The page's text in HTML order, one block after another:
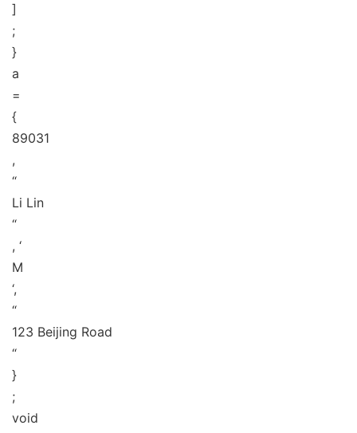
]
;
}
a
=
{
89031
,
“
Li Lin
“
, ‘
M
‘,
“
123 Beijing Road
“
}
;
void